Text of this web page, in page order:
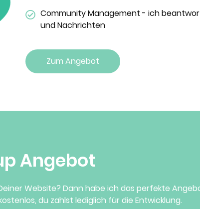
Community Management - ich
und Nachrichten
Zum Angebot
Angebot
Website? Dann habe ich das perfekte
du zahlst lediglich für die Entwicklung.